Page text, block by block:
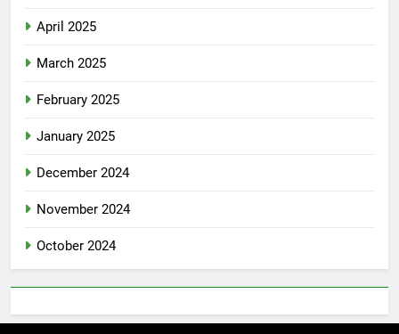
April 2025
March 2025
February 2025
January 2025
December 2024
November 2024
October 2024